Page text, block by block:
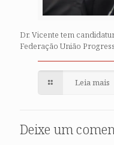
Dr. Vicente tem
Federação União
Leia mais
Deixe um